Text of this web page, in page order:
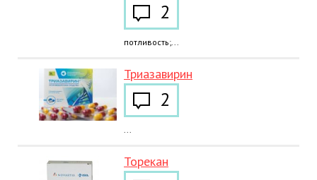
2
потливость;...
Триазавирин
2
...
Торекан